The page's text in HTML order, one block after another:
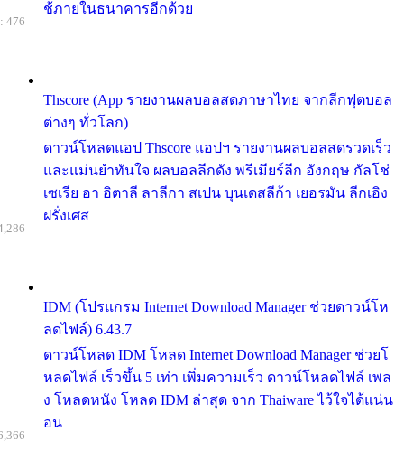
ช้ภายในธนาคารอีกด้วย
Thscore (App รายงานผลบอลสดภาษาไทย จากลีกฟุตบอล
ต่างๆ ทั่วโลก)
ดาวน์โหลดแอป Thscore แอปฯ รายงานผลบอลสดรวดเร็ว
และแม่นยำทันใจ ผลบอลลีกดัง พรีเมียร์ลีก อังกฤษ กัลโช่
เซเรีย อา อิตาลี ลาลีกา สเปน บุนเดสลีก้า เยอรมัน ลีกเอิง
ฝรั่งเศส
476
IDM (โปรแกรม Internet Download Manager ช่วยดาวน์โห
ลดไฟล์) 6.43.7
ดาวน์โหลด IDM โหลด Internet Download Manager ช่วยโ
หลดไฟล์ เร็วขึ้น 5 เท่า เพิ่มความเร็ว ดาวน์โหลดไฟล์ เพล
ง โหลดหนัง โหลด IDM ล่าสุด จาก Thaiware ไว้ใจได้แน่น
อน